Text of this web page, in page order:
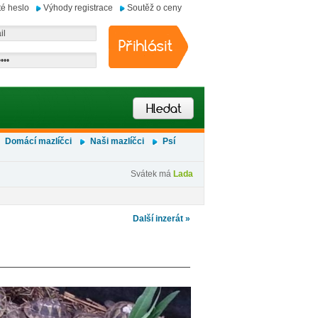
heslo Výhody registrace Soutěž o ceny
Domácí mazlíčci Naši mazlíčci Psí
Svátek má Lada
Další inzerát »